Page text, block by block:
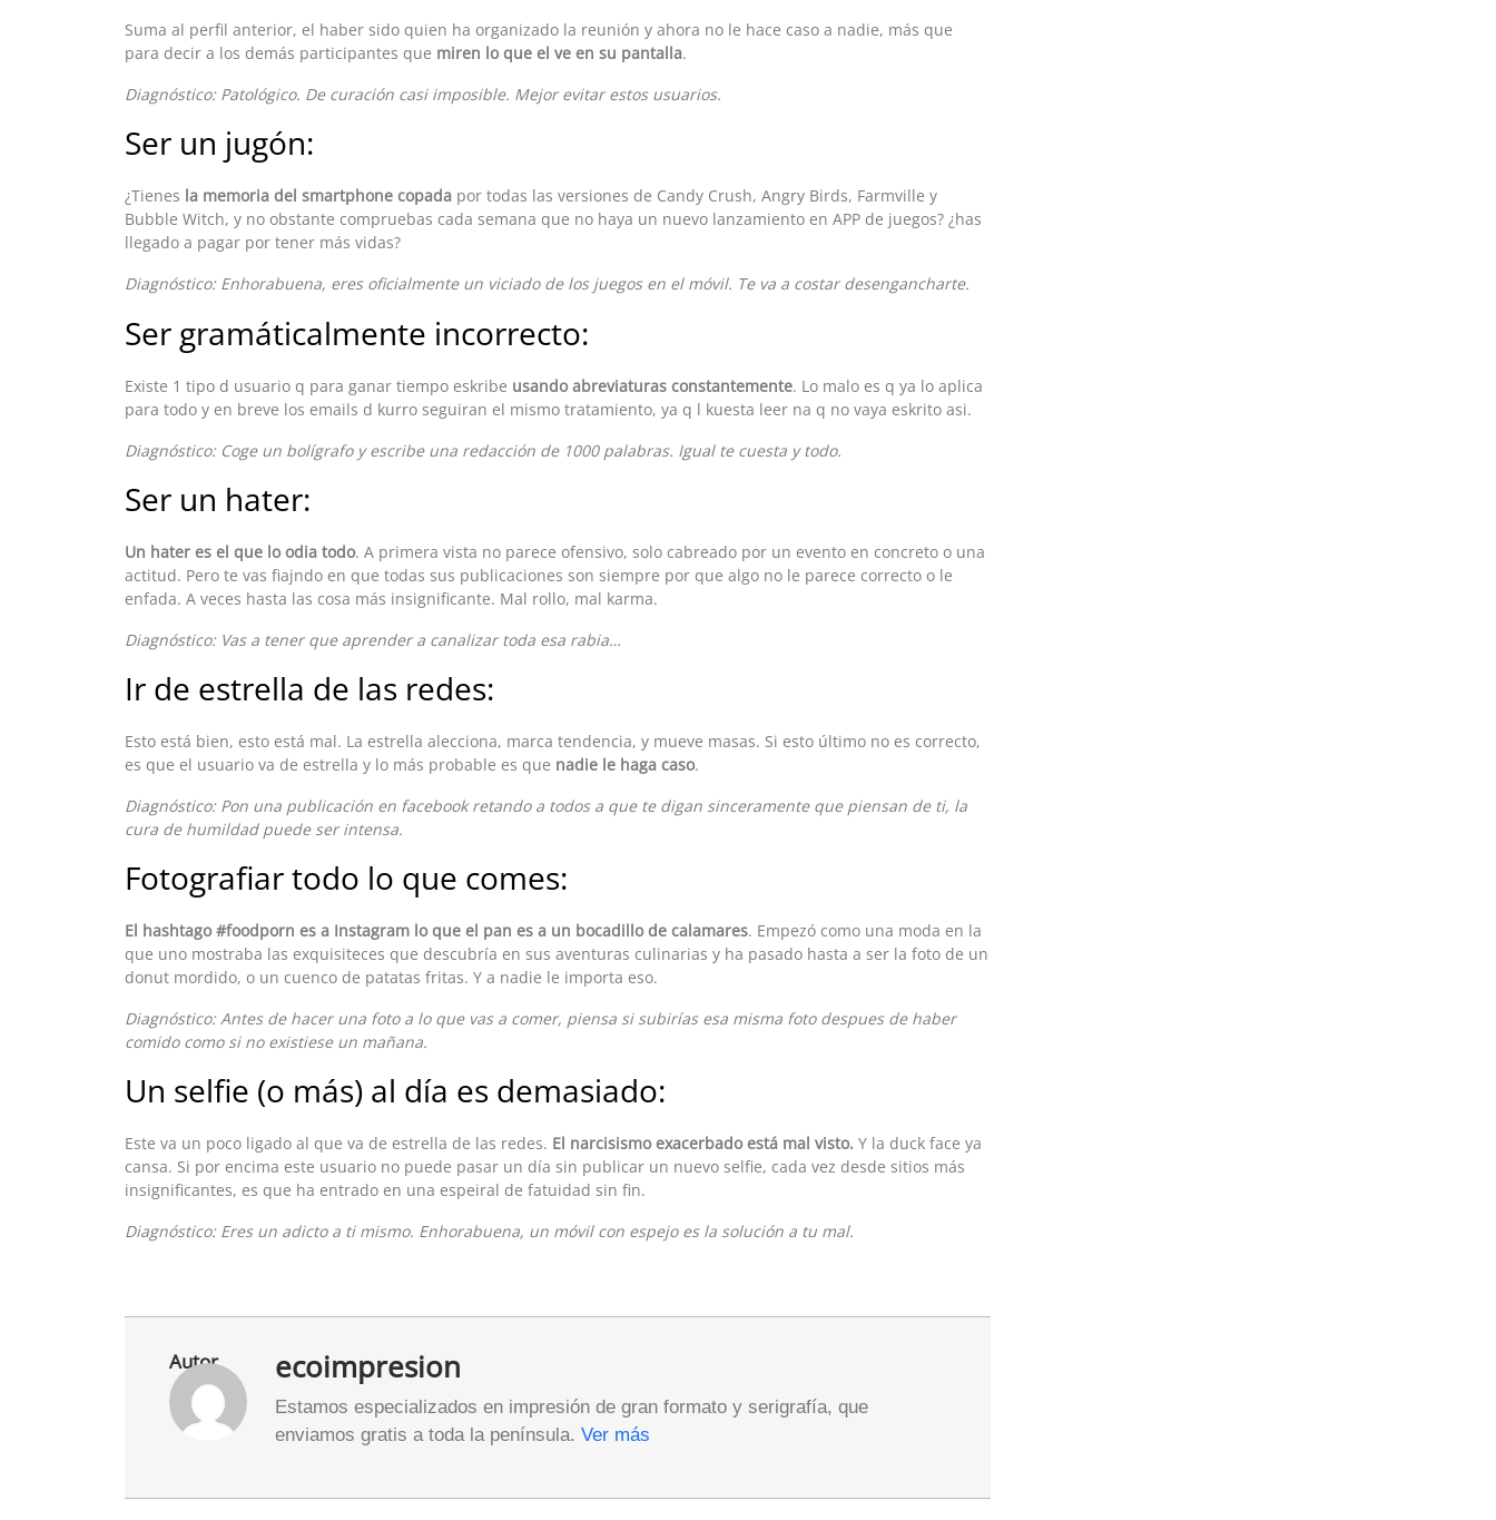
Suma al perfil anterior, el haber sido quien ha organizado la reunión y ahora no le hace caso a nadie, más que
para decir a los demás participantes que miren lo que el ve en su pantalla.
Diagnóstico: Patológico. De curación casi imposible. Mejor evitar estos usuarios.
Ser un jugón:
¿Tienes la memoria del smartphone copada por todas las versiones de Candy Crush, Angry Birds, Farmville y
Bubble Witch, y no obstante compruebas cada semana que no haya un nuevo lanzamiento en APP de juegos? ¿has
llegado a pagar por tener más vidas?
Diagnóstico: Enhorabuena, eres oficialmente un viciado de los juegos en el móvil. Te va a costar desengancharte.
Ser gramáticalmente incorrecto:
Existe 1 tipo d usuario q para ganar tiempo eskribe usando abreviaturas constantemente. Lo malo es q ya lo aplica
para todo y en breve los emails d kurro seguiran el mismo tratamiento, ya q l kuesta leer na q no vaya eskrito asi.
Diagnóstico: Coge un bolígrafo y escribe una redacción de 1000 palabras. Igual te cuesta y todo.
Ser un hater:
Un hater es el que lo odia todo. A primera vista no parece ofensivo, solo cabreado por un evento en concreto o una
actitud. Pero te vas fiajndo en que todas sus publicaciones son siempre por que algo no le parece correcto o le
enfada. A veces hasta las cosa más insignificante. Mal rollo, mal karma.
Diagnóstico: Vas a tener que aprender a canalizar toda esa rabia…
Ir de estrella de las redes:
Esto está bien, esto está mal. La estrella alecciona, marca tendencia, y mueve masas. Si esto último no es correcto,
es que el usuario va de estrella y lo más probable es que nadie le haga caso.
Diagnóstico: Pon una publicación en facebook retando a todos a que te digan sinceramente que piensan de ti, la
cura de humildad puede ser intensa.
Fotografiar todo lo que comes:
El hashtago #foodporn es a Instagram lo que el pan es a un bocadillo de calamares. Empezó como una moda en la
que uno mostraba las exquisiteces que descubría en sus aventuras culinarias y ha pasado hasta a ser la foto de un
donut mordido, o un cuenco de patatas fritas. Y a nadie le importa eso.
Diagnóstico: Antes de hacer una foto a lo que vas a comer, piensa si subirías esa misma foto despues de haber
comido como si no existiese un mañana.
Un selfie (o más) al día es demasiado:
Este va un poco ligado al que va de estrella de las redes. El narcisismo exacerbado está mal visto. Y la duck face ya
cansa. Si por encima este usuario no puede pasar un día sin publicar un nuevo selfie, cada vez desde sitios más
insignificantes, es que ha entrado en una espeiral de fatuidad sin fin.
Diagnóstico: Eres un adicto a ti mismo. Enhorabuena, un móvil con espejo es la solución a tu mal.
Autor ecoimpresion
Estamos especializados en impresión de gran formato y serigrafía, que
enviamos gratis a toda la península. Ver más